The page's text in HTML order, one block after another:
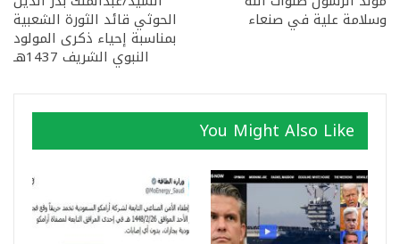
وسلامة علية في صنعاء الحوثي قائد الثورة الشعبية
بمناسبة إحياء ذكرى المولود
النبوي الشريف 1437هـ
You Might Also Like